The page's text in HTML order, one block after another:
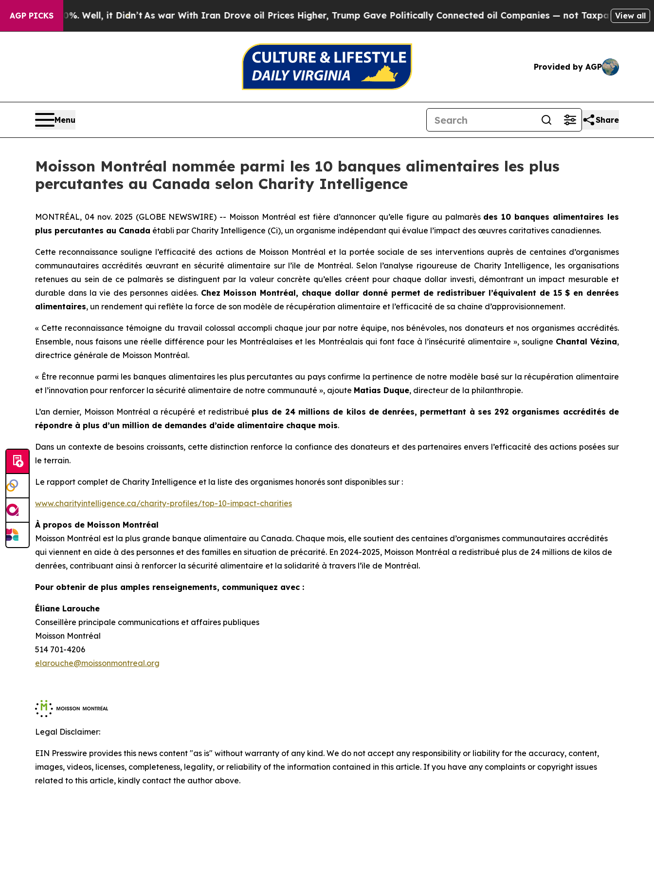
AGP PICKS
40%. Well, it Didn’t As war With Iran Drove oil Prices Higher, Trump Gave Politically Connected oil Companies — not Taxpayers — theView all
Provided by AGP
Menu Share
Moisson Montréal nommée parmi les 10 banques alimentaires les plus
percutantes au Canada selon Charity Intelligence
MONTRÉAL, 04 nov. 2025 (GLOBE NEWSWIRE) -- Moisson Montréal est fière d’annoncer qu’elle figure au palmarès des 10 banques alimentaires les
plus percutantes au Canada établi par Charity Intelligence (Ci), un organisme indépendant qui évalue l’impact des œuvres caritatives canadiennes.
Cette reconnaissance souligne l’efficacité des actions de Moisson Montréal et la portée sociale de ses interventions auprès de centaines d’organismes
communautaires accrédités œuvrant en sécurité alimentaire sur l’île de Montréal. Selon l’analyse rigoureuse de Charity Intelligence, les organisations
retenues au sein de ce palmarès se distinguent par la valeur concrète qu’elles créent pour chaque dollar investi, démontrant un impact mesurable et
durable dans la vie des personnes aidées. Chez Moisson Montréal, chaque dollar donné permet de redistribuer l’équivalent de 15 $ en denrées
alimentaires, un rendement qui reflète la force de son modèle de récupération alimentaire et l’efficacité de sa chaîne d’approvisionnement.
« Cette reconnaissance témoigne du travail colossal accompli chaque jour par notre équipe, nos bénévoles, nos donateurs et nos organismes accrédités.
Ensemble, nous faisons une réelle différence pour les Montréalaises et les Montréalais qui font face à l’insécurité alimentaire », souligne Chantal Vézina,
directrice générale de Moisson Montréal.
« Être reconnue parmi les banques alimentaires les plus percutantes au pays confirme la pertinence de notre modèle basé sur la récupération alimentaire
et l’innovation pour renforcer la sécurité alimentaire de notre communauté », ajoute Matias Duque, directeur de la philanthropie.
L’an dernier, Moisson Montréal a récupéré et redistribué plus de 24 millions de kilos de denrées, permettant à ses 292 organismes accrédités de
répondre à plus d’un million de demandes d’aide alimentaire chaque mois.
Dans un contexte de besoins croissants, cette distinction renforce la confiance des donateurs et des partenaires envers l’efficacité des actions posées sur
le terrain.
Le rapport complet de Charity Intelligence et la liste des organismes honorés sont disponibles sur :
www.charityintelligence.ca/charity-profiles/top-10-impact-charities
À propos de Moisson Montréal
Moisson Montréal est la plus grande banque alimentaire au Canada. Chaque mois, elle soutient des centaines d’organismes communautaires accrédités
qui viennent en aide à des personnes et des familles en situation de précarité. En 2024-2025, Moisson Montréal a redistribué plus de 24 millions de kilos de
denrées, contribuant ainsi à renforcer la sécurité alimentaire et la solidarité à travers l’île de Montréal.
Pour obtenir de plus amples renseignements, communiquez avec :
Éliane Larouche
Conseillère principale communications et affaires publiques
Moisson Montréal
514 701-4206
elarouche@moissonmontreal.org
Legal Disclaimer:
EIN Presswire provides this news content "as is" without warranty of any kind. We do not accept any responsibility or liability for the accuracy, content,
images, videos, licenses, completeness, legality, or reliability of the information contained in this article. If you have any complaints or copyright issues
related to this article, kindly contact the author above.